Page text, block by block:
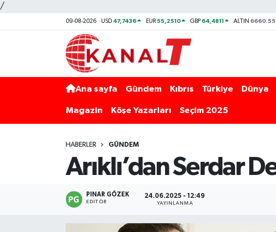
/
09-08-2026 USD 47,7436 EUR55,2510 GBP 64,4811 ALTIN 6660.55
Ana sayfa Gündem Kıbrıs Türkiye Dünya
Magazin Köşe Yazarları Seçim 2025
HABERLER GÜNDEM
Arıklı’dan Serdar
PINAR GÖZEK
EDITÖR
24.06.2025 - 12:49
YAYINLANMA